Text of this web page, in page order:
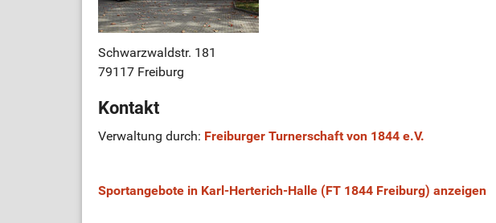
Schwarzwaldstr. 181
79117 Freiburg
Kontakt
Verwaltung durch: Freiburger Turnerschaft von 1844 e.V.
Sportangebote in Karl-Herterich-Halle (FT 1844 Freiburg) anzeigen